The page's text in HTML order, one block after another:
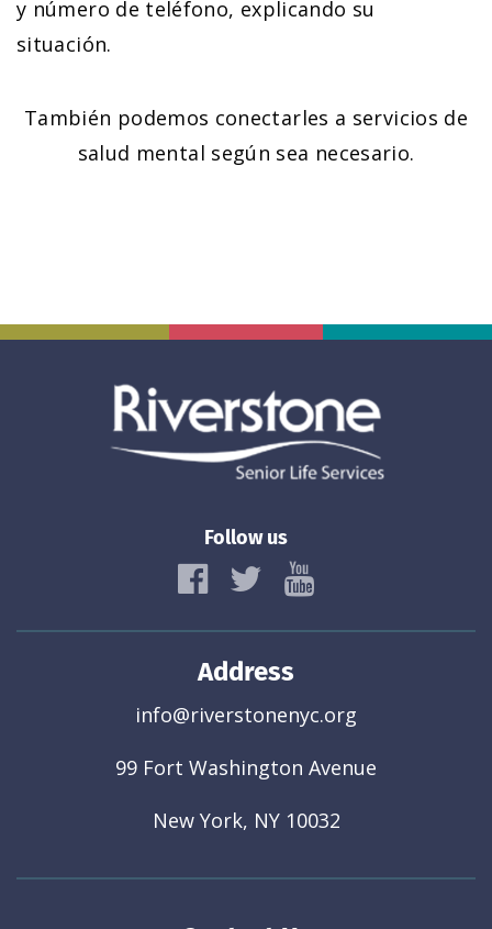
y número de teléfono, explicando su
situación.
También podemos conectarles a servicios de
salud mental según sea necesario.
Follow us
Address
info@riverstonenyc.org
99 Fort Washington Avenue
New York, NY 10032